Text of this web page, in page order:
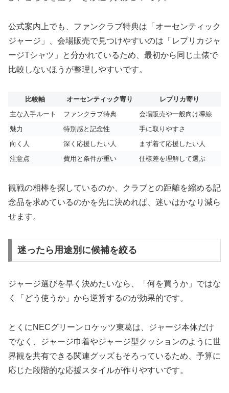
公式案内上でも、ファンクラブ特典は「オーセンティック
ジャージ」、会場販売で見つけやすいのは「レプリカジャ
ージTシャツ」と分かれているため、最初から同じ土俵で
比較しないほうが整理しやすいです。
比較軸 オーセンティック寄り
レプリカ寄り
主な入手ルート
ファンクラブ特典
会場販売や一般向け導線
魅力
特別感と記念性
手に取りやすさ
向く人
深く応援したい人
まず着て応援したい人
注意点
費用と条件が重い 仕様差を理解して選ぶ
観戦の相棒を探しているのか、クラブとの距離を縮める記
念品を求めているのかを先に決めれば、迷いはかなり減ら
せます。
迷ったら用途別に候補を絞る
ジャージ選びを早く決めたいなら、「何を買うか」ではな
く「どう使うか」から逆算するのが効果的です。
とくにNECグリーンロケッツ東葛は、ジャージ本体だけ
でなく、ジャージ巾着やジャージ型クッションのように世
界観を共有できる関連グッズもそろっているため、予算に
応じた段階的な応援スタイルが作りやすいです。